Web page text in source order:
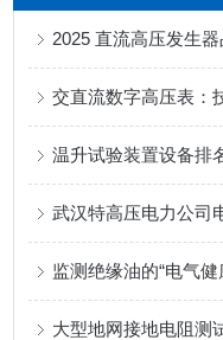
交直流数字高压表：
大型地网接地电阻测